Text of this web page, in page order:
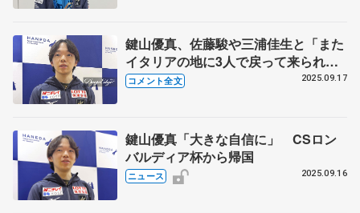
鍵山優真、佐藤駿や三浦佳生と「また
イタリアの地に3人で戻って来られる
ように頑張ろうねと話した」【CSロ
コメント全文 2025.09.17
鍵山優真「大きな自信に」 CSロン
バルディア杯から帰国
ニュース 2025.09.16